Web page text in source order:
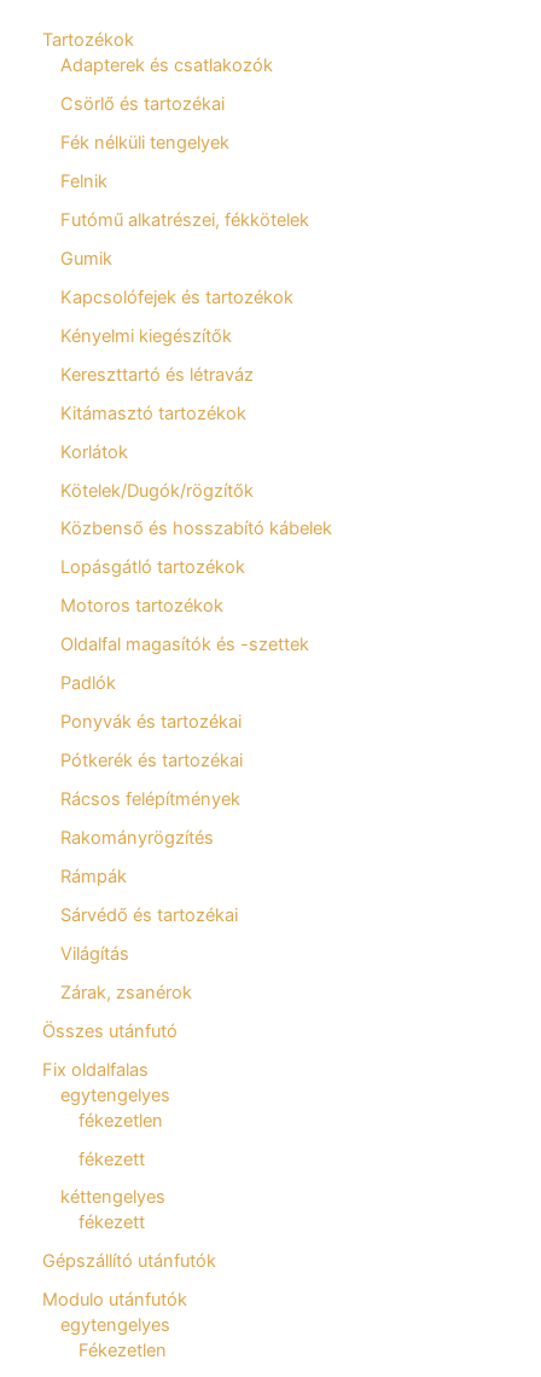
Tartozékok
Adapterek és csatlakozók
Csörlő és tartozékai
Fék nélküli tengelyek
Felnik
Futómű alkatrészei, fékkötelek
Gumik
Kapcsolófejek és tartozékok
Kényelmi kiegészítők
Kereszttartó és létraváz
Kitámasztó tartozékok
Korlátok
Kötelek/Dugók/rögzítők
Közbenső és hosszabító kábelek
Lopásgátló tartozékok
Motoros tartozékok
Oldalfal magasítók és -szettek
Padlók
Ponyvák és tartozékai
Pótkerék és tartozékai
Rácsos felépítmények
Rakományrögzítés
Rámpák
Sárvédő és tartozékai
Világítás
Zárak, zsanérok
Összes utánfutó
Fix oldalfalas
egytengelyes
fékezetlen
fékezett
kéttengelyes
fékezett
Gépszállító utánfutók
Modulo utánfutók
egytengelyes
Fékezetlen